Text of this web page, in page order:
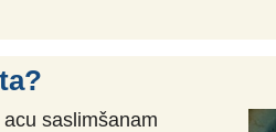
saslimšanam